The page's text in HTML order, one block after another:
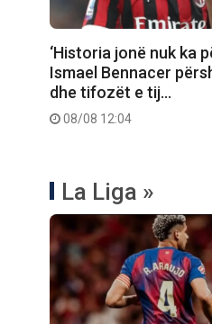
‘Historia jonë nuk ka
Ismael Bennacer
dhe tifozët e tij…
08/08 12:04
La Liga »